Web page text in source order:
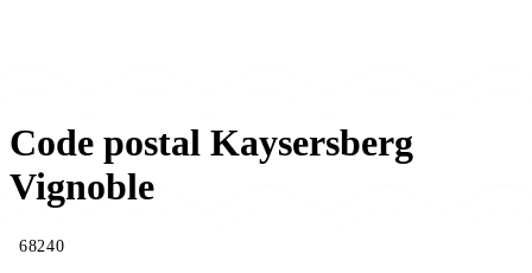
Code postal Kaysersberg
Vignoble
68240